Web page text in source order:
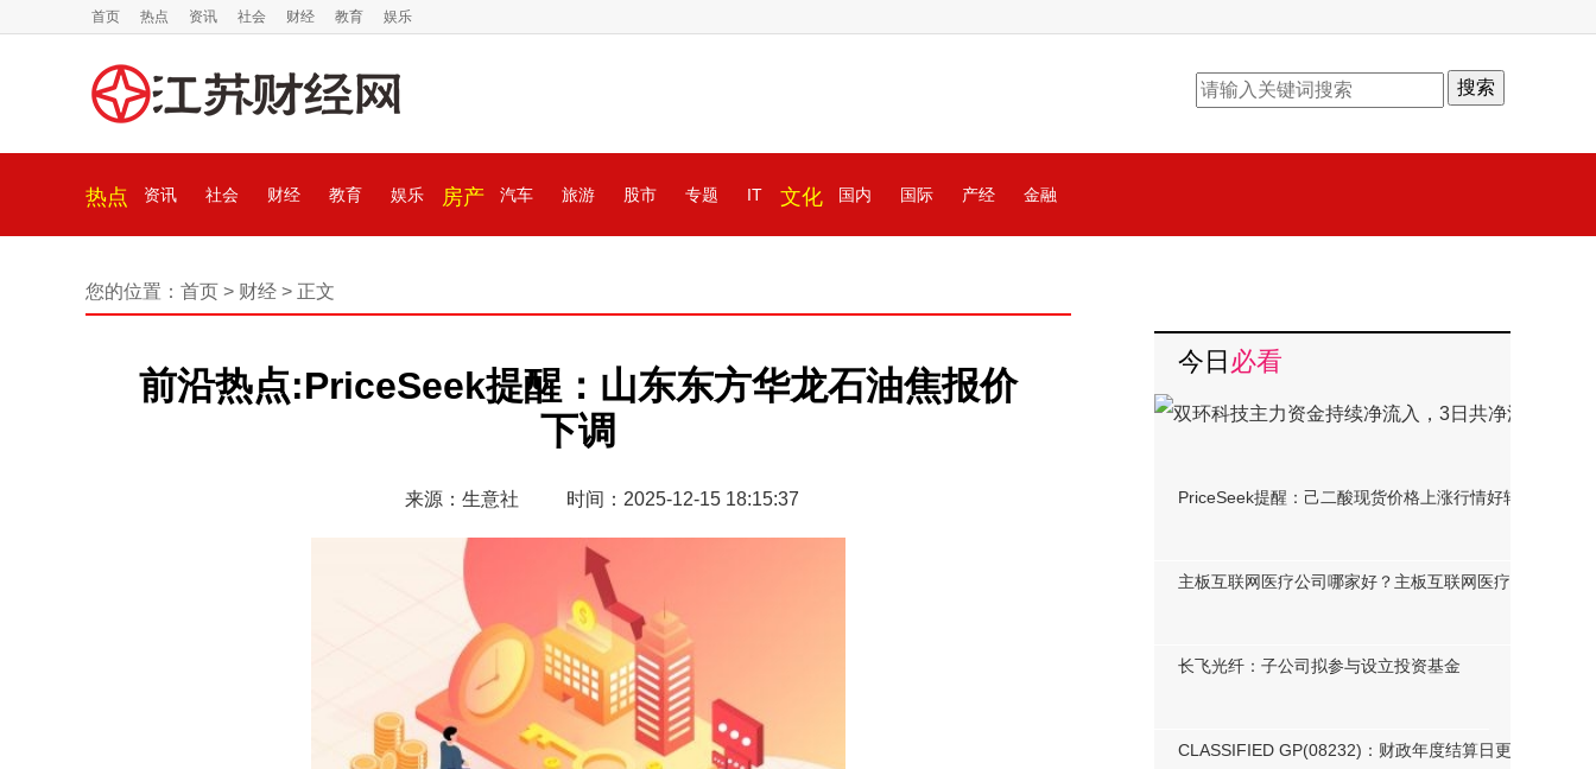
首页 热点 资讯 社会 财经 教育 娱乐
搜索
热点 资讯 社会 财经 教育 娱乐 房产 汽车 旅游 股市 专题 IT 文化 国内 国际 产经 金融
您的位置： 首页 > 财经 > 正文
前沿热点:PriceSeek提醒：山东东方华龙石油焦报价
下调
来源：生意社 时间：2025-12-15 18:15:37
今日 必看
PriceSeek提醒：己二酸现货价格上涨行情好转|热推荐
主板互联网医疗公司哪家好？主板互联网医疗概念股市
长飞光纤：子公司拟参与设立投资基金
CLASSIFIED GP(08232)：财政年度结算日更改为3月31